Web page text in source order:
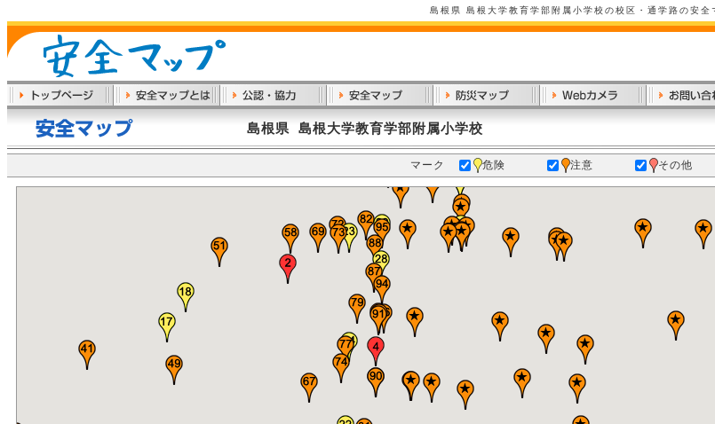
島根県 島根大学教育学部附属小学校の校区・通学路の安全
島根県 島根大学教育学部附属小学校
マーク 危険 注意 その他